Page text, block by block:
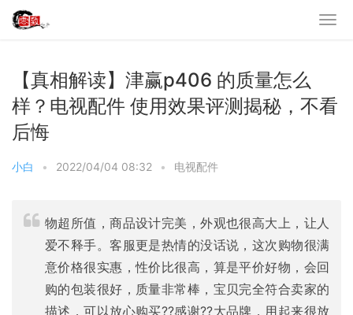
【真相解读】津赢p406 的质量怎么
样？电视配件 使用效果评测揭秘，不看
后悔
小白 • 2022/04/04 08:32 • 电视配件
物超所值，商品设计完美，外观也很高大上，让人
爱不释手。客服更是热情的没话说，这次购物很满
意价格很实惠，性价比很高，算是平价好物，会回
购的包装很好，质量非常棒，宝贝完全符合卖家的
描述，可以放心购买??感谢??大品牌，用起来很放